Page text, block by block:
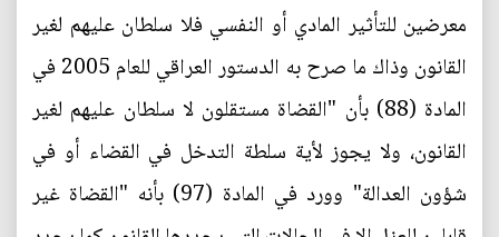
معرضين للتأثير المادي أو النفسي فلا سلطان عليهم لغير
القانون وذاك ما صرح به الدستور العراقي للعام 2005 في
المادة (88) بأن "القضاة مستقلون لا سلطان عليهم لغير
القانون، ولا يجوز لأية سلطة التدخل في القضاء أو في
شؤون العدالة" وورد في المادة (97) بأنه "القضاة غير